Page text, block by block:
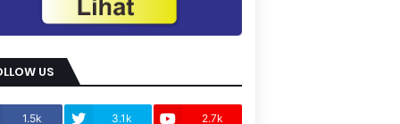
US
1.5k 3.1k 2.7k